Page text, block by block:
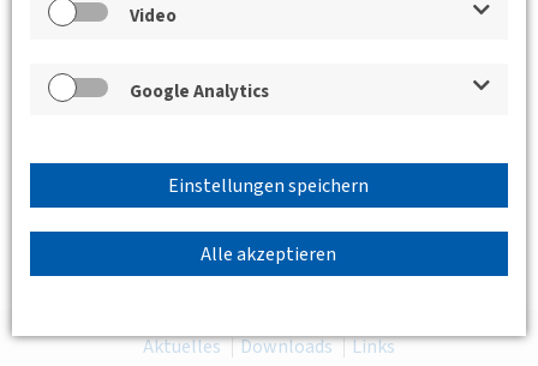
Video
Google Analytics
Einstellungen speichern
Alle akzeptieren
Aktuelles Downloads Links